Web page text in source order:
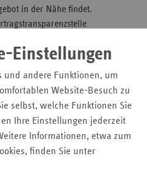
Einstellungen
und andere Funktionen, um
Website-Besuch zu
selbst, welche Funktionen Sie
Ihre Einstellungen jederzeit
Informationen, etwa zum
finden Sie unter
in der Nähe findet.
an, diese werden
63 ff. SGB V
§ 110a SGB V
und Gesundheitsförderung